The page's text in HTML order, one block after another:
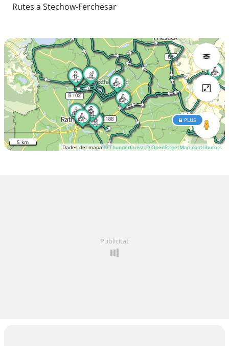
Rutes a Stechow-Ferchesar
Dades del mapa© Thunderforest © OpenStreetMap contributors
PLUS
5 km
Publicitat